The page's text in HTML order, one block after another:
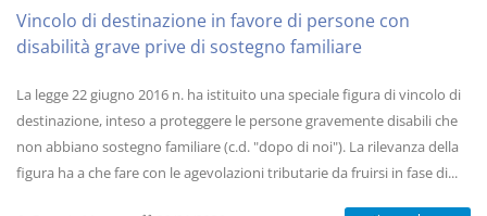
Vincolo di destinazione in favore di persone con
disabilità grave prive di sostegno familiare
La legge 22 giugno 2016 n. ha istituito una speciale figura di vincolo di
destinazione, inteso a proteggere le persone gravemente disabili che
non abbiano sostegno familiare (c.d. "dopo di noi"). La rilevanza della
figura ha a che fare con le agevolazioni tributarie da fruirsi in fase di...